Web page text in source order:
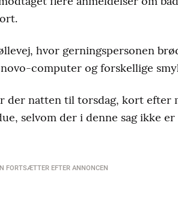
hvor gerningspersonen
computer og forskellige
der natten til torsdag, kort
selvom der i denne sag ikke
FORTSÆTTER EFTER ANNONCEN